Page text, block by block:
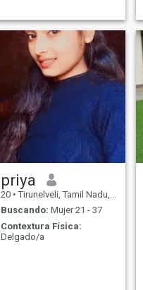
priya
20 • Tirunelveli, Tamil Nadu, India
Buscando: Mujer 21 - 37
Contextura Física:
Delgado/a